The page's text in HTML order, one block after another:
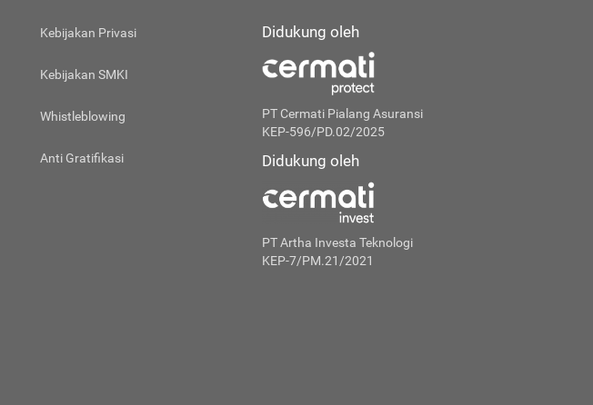
Kebijakan Privasi
Kebijakan SMKI
Whistleblowing
Anti Gratifikasi
Didukung oleh
PT Cermati Pialang Asuransi
KEP-596/PD.02/2025
Didukung oleh
PT Artha Investa Teknologi
KEP-7/PM.21/2021